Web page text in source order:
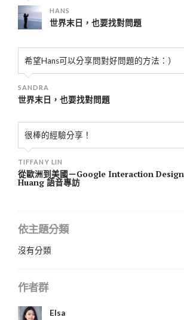
HANS
世界末日，也要找對問題
希望Hans可以分享問對好問題的方法：）
SANDRA
世界末日，也要找對問題
很棒的經驗分享！
TIFFANY LIN
從歐洲到美國－Google Interaction
Huang 語音專訪
依主題分類
沒有分類
作者群
Elsa